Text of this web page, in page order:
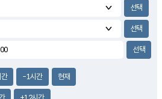
-1시간 현재